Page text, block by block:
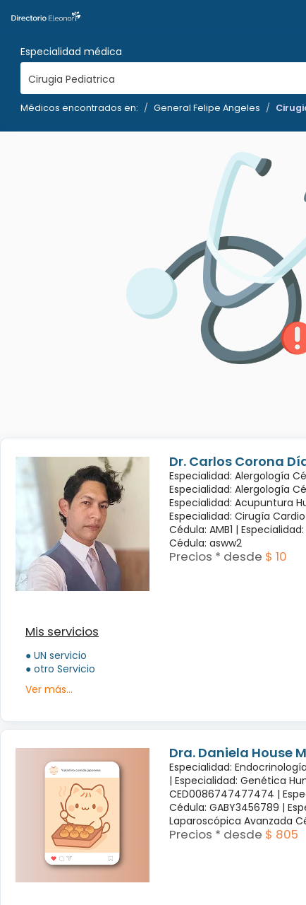
Especialidad médica
Cirugia Pediatrica
Médicos encontrados en: General Felipe Angeles
Dr. Carlos Corona
Especialidad: Alergología
Especialidad: Alergología
Especialidad: Acupuntura
Especialidad: Cirugía
Cédula: AMB1 |
Cédula: asww2
Precios * desde $ 10
Mis servicios
● UN servicio
● otro Servicio
Ver más...
Dra. Daniela House
Especialidad:
| Especialidad: Genética
CED0086747477474 |
Cédula: GABY3456789 |
Laparoscópica Avanzada
Precios * desde $ 805